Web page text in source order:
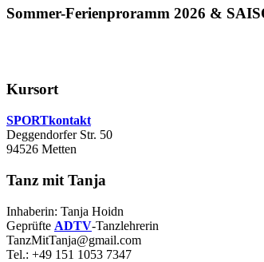
Sommer-Ferienproramm 2026 &
Kursort
SPORTkontakt
Deggendorfer Str. 50
94526 Metten
Tanz mit Tanja
Inhaberin: Tanja Hoidn
Geprüfte ADTV-Tanzlehrerin
TanzMitTanja@gmail.com
Tel.: +49 151 1053 7347